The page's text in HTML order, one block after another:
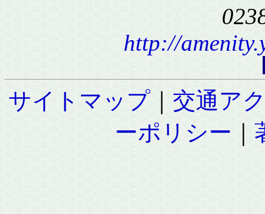
http://
サイトマップ
交通ア
ーポリシー